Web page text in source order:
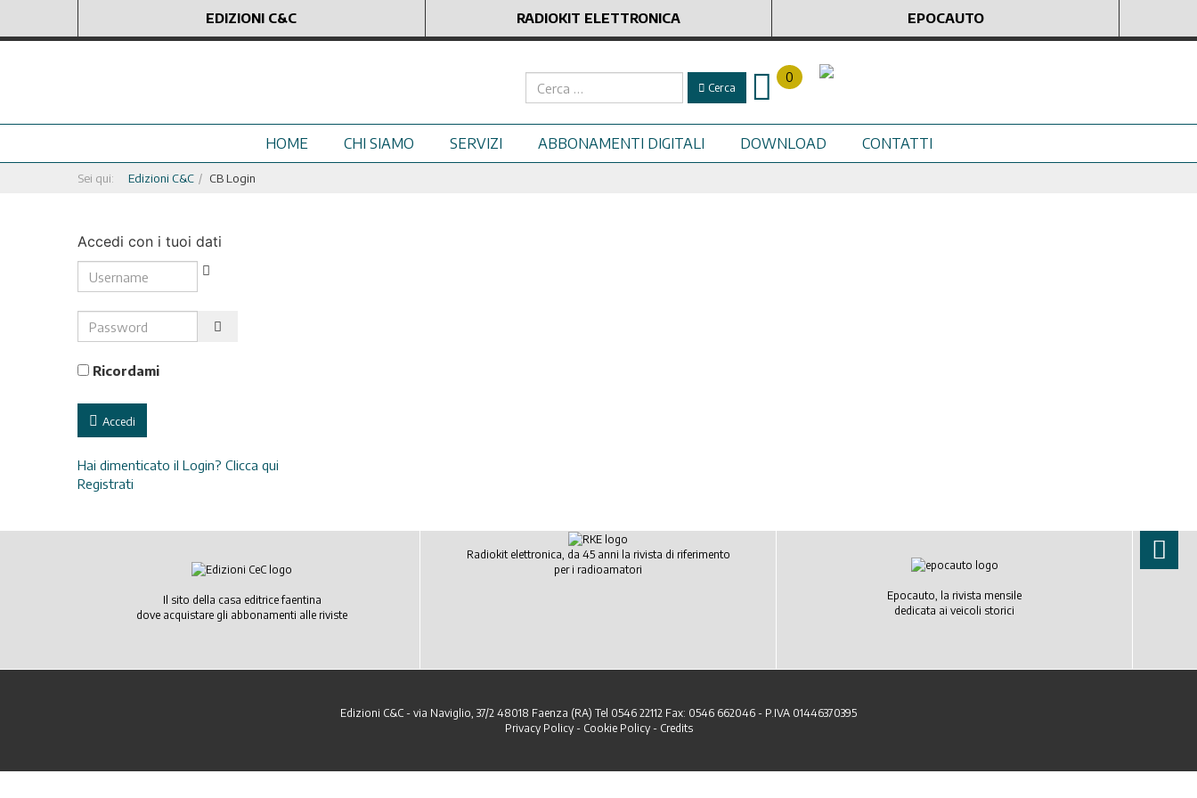
EDIZIONI C&C RADIOKIT ELETTRONICA EPOCAUTO
Cerca Cerca
0
HOME CHI SIAMO SERVIZI ABBONAMENTI DIGITALI DOWNLOAD CONTATTI
Sei qui: Edizioni C&C CB Login
Accedi con i tuoi dati
Username
Password
Ricordami
Accedi
Hai dimenticato il Login? Clicca qui
Registrati
Il sito della casa editrice faentina
dove acquistare gli abbonamenti alle riviste
Radiokit elettronica, da 45 anni la rivista di riferimento
per i radioamatori
Epocauto, la rivista mensile
dedicata ai veicoli storici
Edizioni C&C - via Naviglio, 37/2 48018 Faenza (RA) Tel 0546 22112 Fax: 0546 662046 - P.IVA 01446370395
Privacy Policy- Cookie Policy- Credits